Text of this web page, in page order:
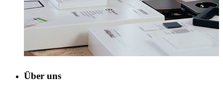
Über uns